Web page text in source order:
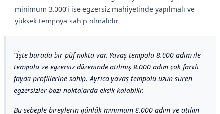
minimum 3.000’i ise egzersiz mahiyetinde yapılmalı ve
yüksek tempoya sahip olmalıdır.
İşte burada bir püf nokta var. Yavaş tempolu 8.000 adım ile
tempolu ve egzersiz düzeninde atılmış 8.000 adım çok farklı
fayda profillerine sahip. Ayrıca yavaş tempolu uzun süren
egzersizler bazı noktalarda eksik kalabilir.
Bu sebeple bireylerin günlük minimum 8.000 adım ve atılan